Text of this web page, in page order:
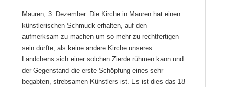
Mauren, 3. Dezember. Die Kirche in Mauren hat einen
künstlerischen Schmuck erhalten, auf den
aufmerksam zu machen um so mehr zu rechtfertigen
sein dürfte, als keine andere Kirche unseres
Ländchens sich einer solchen Zierde rühmen kann und
der Gegenstand die erste Schöpfung eines sehr
begabten, strebsamen Künstlers ist. Es ist dies das 18